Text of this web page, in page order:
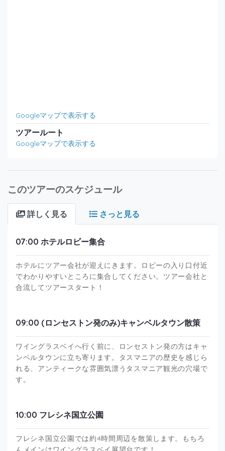
Googleマップで表示する
ツアールート
Googleマップで表示する
このツアーのスケジュール
詳しく見る さっと見る
07:00 ホテルロビー集合
ホテルにツアー会社が迎えにきます。ロビーの入り口付近
でわかりやすいところに集合してください。ツアー会社と
合流してツアースタート！
09:00 (ロンセストン発のみ)キャンベルタウン散策
ワイングラスベイへ行く前に、ロンセストン発の方はキャ
ンベルタウンに立ち寄ります。タスマニアの歴史を感じら
れる、アンティークな雰囲気漂うタスマニア観光の穴場で
す。
10:00 フレシネ国立公園
フレシネ国立公園では約4時間周辺を散策します。もちろ